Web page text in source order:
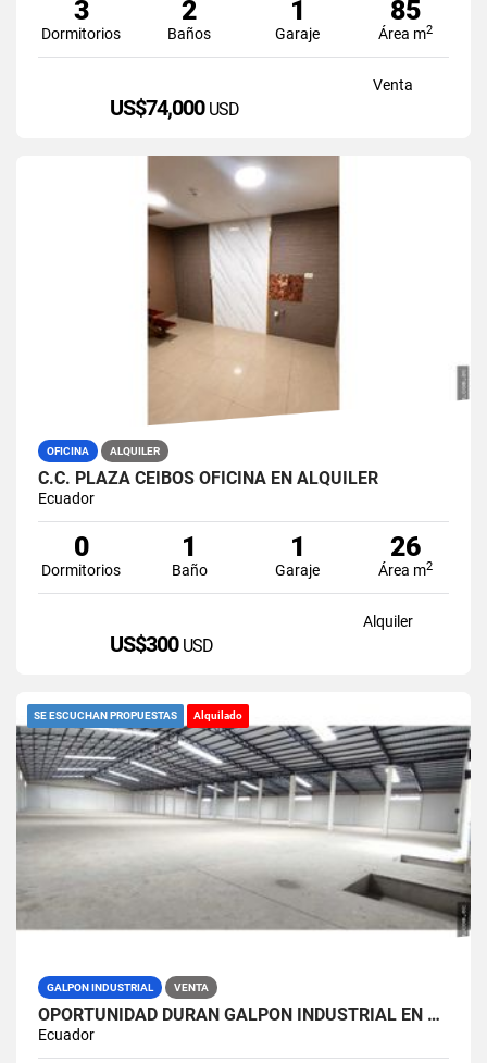
3
Dormitorios
2
Baños
1
Garaje
85
Área m2
Venta
US$74,000 USD
OFICINA ALQUILER
C.C. PLAZA CEIBOS OFICINA EN ALQUILER
Ecuador
0
Dormitorios
1
Baño
1
Garaje
26
Área m2
Alquiler
US$300 USD
SE ESCUCHAN PROPUESTAS Alquilado
GALPON INDUSTRIAL VENTA
OPORTUNIDAD DURAN GALPON INDUSTRIAL EN VENTA LAS BRISAS
Ecuador